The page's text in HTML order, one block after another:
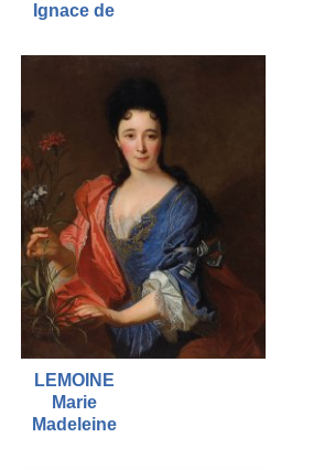
Ignace de
LEMOINE
Marie
Madeleine